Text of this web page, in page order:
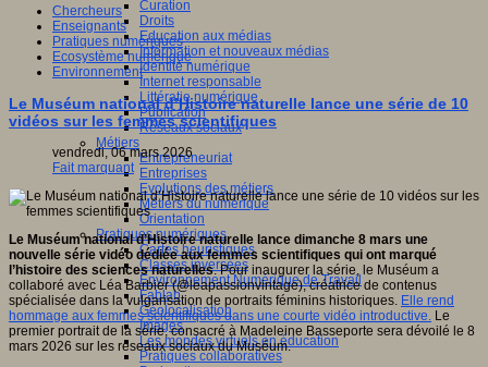
Curation
Droits
Education aux médias
Information et nouveaux médias
Identité numérique
Internet responsable
Littératie numérique
Publication
Réseaux sociaux
Métiers
Entrepreneuriat
Entreprises
Evolutions des métiers
Métiers du numérique
Orientation
Pratiques numériques
Cartes heuristiques
Classes inversées
Environnement Numérique de Travail
Fablab
Géolocalisation
Images
Les mondes virtuels en éducation
Pratiques collaboratives
Chercheurs
Enseignants
Pratiques numériques
Ecosystème numérique
Environnement
Le Muséum national d’Histoire naturelle lance une série de 10
vidéos sur les femmes scientifiques
vendredi, 06 mars 2026
Fait marquant
Le Muséum national d’Histoire naturelle lance dimanche 8 mars une
nouvelle série vidéo dédiée aux femmes scientifiques qui ont marqué
l’histoire des sciences naturelles. Pour inaugurer la série, le Muséum a
collaboré avec Léa Barbier (@leapassionvintage), créatrice de contenus
spécialisée dans la vulgarisation de portraits féminins historiques. Elle rend
hommage aux femmes scientifiques dans une courte vidéo introductive. Le
premier portrait de la série, consacré à Madeleine Basseporte sera dévoilé le 8
mars 2026 sur les réseaux sociaux du Muséum.